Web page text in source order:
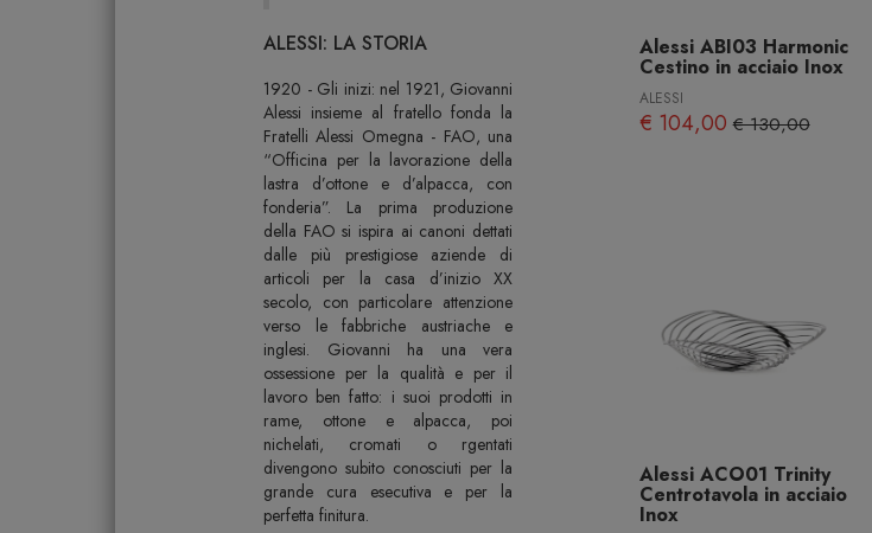
ALESSI: LA STORIA
1920 - Gli inizi: nel 1921, Giovanni
Alessi insieme al fratello fonda la
Fratelli Alessi Omegna - FAO, una
“Officina per la lavorazione della
lastra d’ottone e d’alpacca, con
fonderia”. La prima produzione
della FAO si ispira ai canoni dettati
dalle più prestigiose aziende di
articoli per la casa d’inizio XX
secolo, con particolare attenzione
verso le fabbriche austriache e
inglesi. Giovanni ha una vera
ossessione per la qualità e per il
lavoro ben fatto: i suoi prodotti in
rame, ottone e alpacca, poi
nichelati, cromati o rgentati
divengono subito conosciuti per la
grande cura esecutiva e per la
perfetta finitura.
Alessi ABI03 Harmonic
Cestino in acciaio Inox
ALESSI
€ 104,00€ 130,00
Alessi ACO01 Trinity
Centrotavola in acciaio
Inox